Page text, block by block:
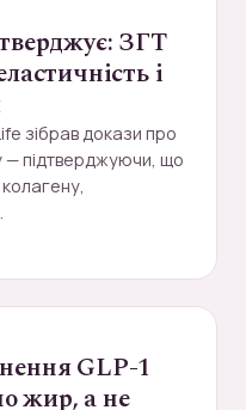
ЗГТ
і
зібрав докази про
— підтверджуючи, що
GLP-1
жир, а не